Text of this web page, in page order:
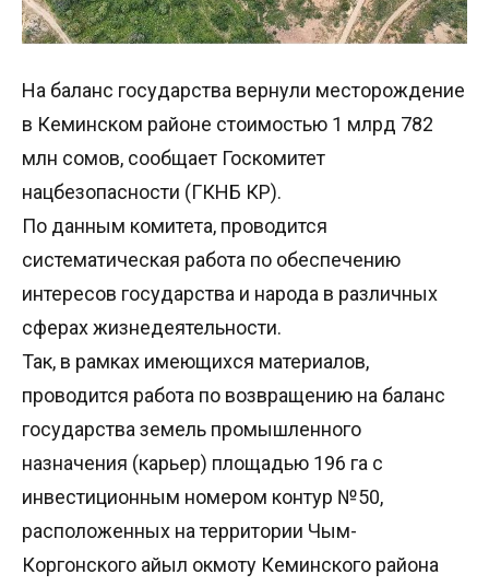
На баланс государства вернули месторождение
в Кеминском районе стоимостью 1 млрд 782
млн сомов, сообщает Госкомитет
нацбезопасности (ГКНБ КР).
По данным комитета, проводится
систематическая работа по обеспечению
интересов государства и народа в различных
сферах жизнедеятельности.
Так, в рамках имеющихся материалов,
проводится работа по возвращению на баланс
государства земель промышленного
назначения (карьер) площадью 196 га с
инвестиционным номером контур №50,
расположенных на территории Чым-
Коргонского айыл окмоту Кеминского района